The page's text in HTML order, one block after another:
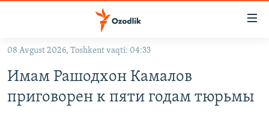
Асосий
ўтингOZODARXIV
08 Avgust 2026, Toshkent vaqti: 04:33
Имам Рашодхон Камалов
приговорен к пяти годам тюрьмы